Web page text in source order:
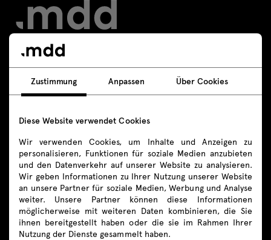
Kontakt
Folgen Sie uns
Produkte
Zustimmung Anpassen Über Cookies
Diese Website verwendet Cookies
Wir verwenden Cookies, um Inhalte und Anzeigen zu
personalisieren, Funktionen für soziale Medien anzubieten
und den Datenverkehr auf unserer Website zu analysieren.
Wir geben Informationen zu Ihrer Nutzung unserer Website
an unsere Partner für soziale Medien, Werbung und Analyse
weiter. Unsere Partner können diese Informationen
möglicherweise mit weiteren Daten kombinieren, die Sie
ihnen bereitgestellt haben oder die sie im Rahmen Ihrer
Nutzung der Dienste gesammelt haben.